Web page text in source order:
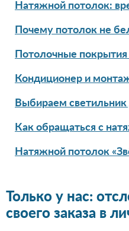
Натяжной потолок:
Почему потолок не
Потолочные
Кондиционер и
Выбираем
Как обращаться с
Натяжной потолок
Только у нас:
своего заказа в